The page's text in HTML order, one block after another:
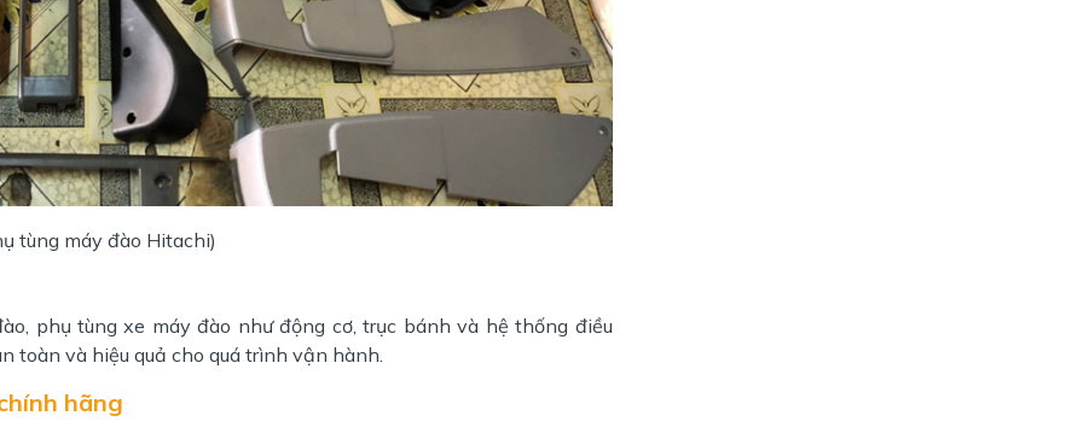
tùng máy đào Hitachi)
phụ tùng xe máy đào như động cơ, trục bánh và hệ thống điều
toàn và hiệu quả cho quá trình vận hành.
hãng